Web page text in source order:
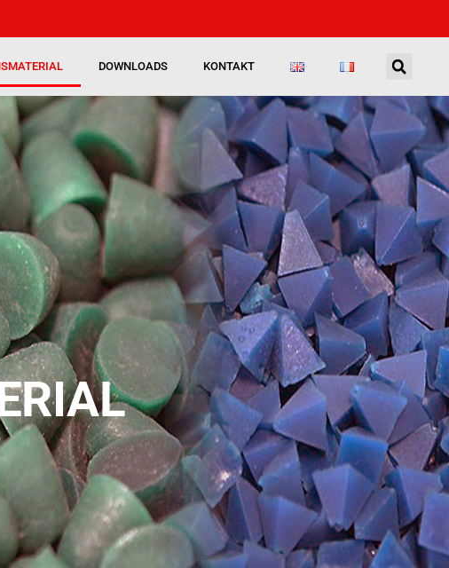
DOWNLOADS KONTAKT